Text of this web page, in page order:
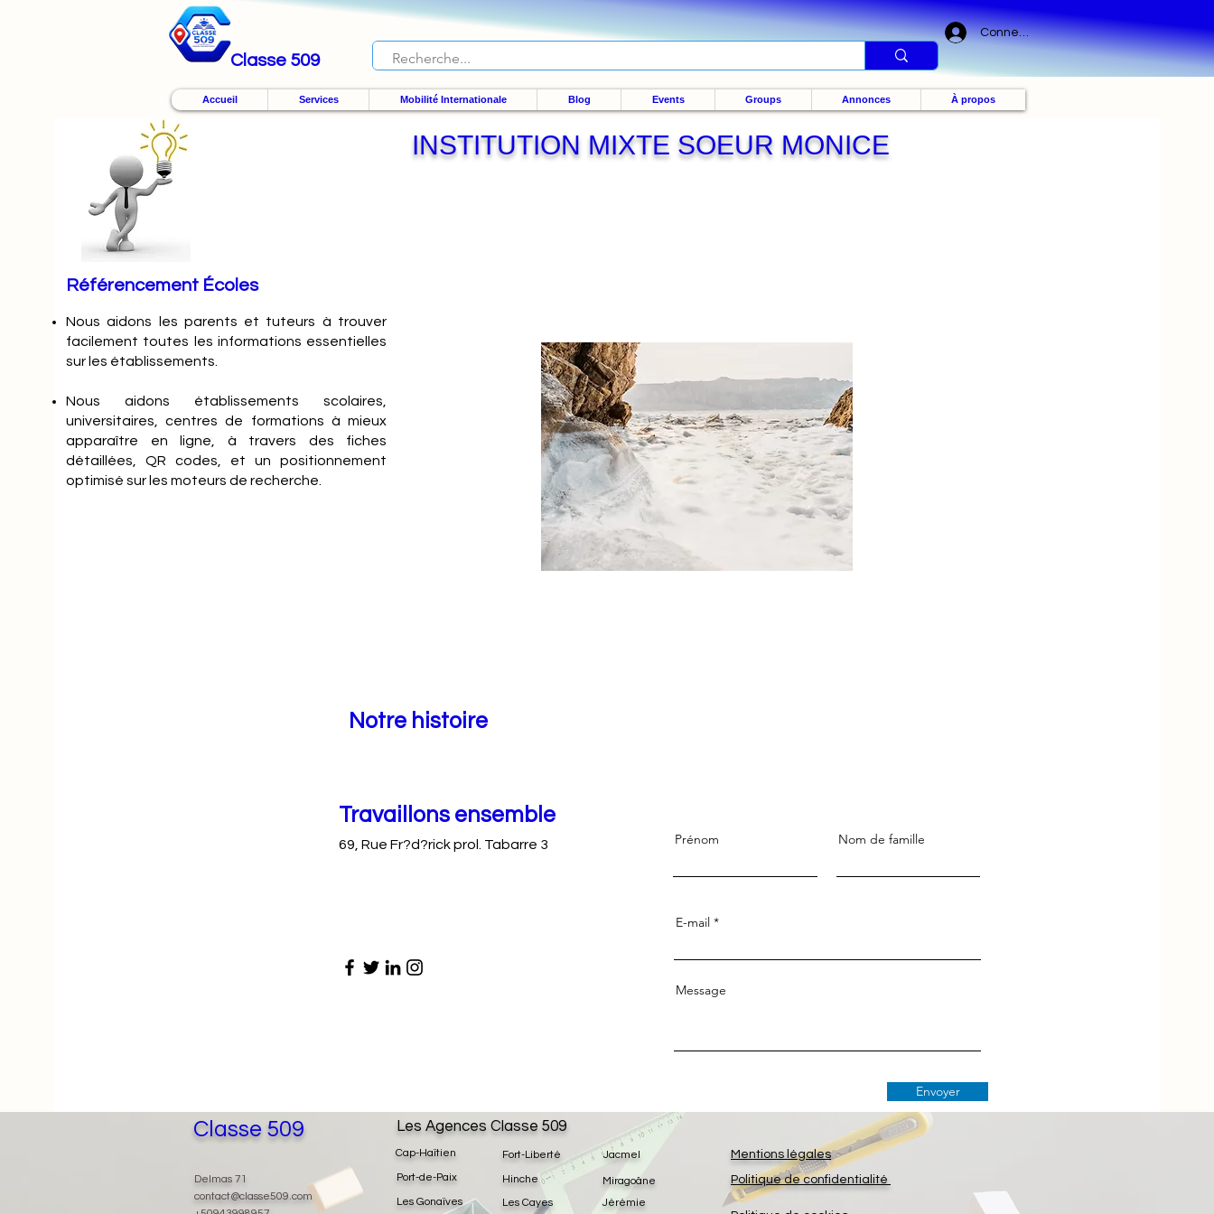
Classe 509
Connexion
Accueil Services Mobilité Internationale Blog Events Groups Annonces À propos
Référencement Écoles
Nousaidons les parents et tuteurs à trouver
facilement toutes les informations essentielles
sur les établissements.
Nous aidons établissements scolaires,
universitaires, centres de formations à mieux
apparaître en ligne, à travers des fiches
détaillées, QR codes, et un positionnement
optimisé sur les moteurs de recherche.
INSTITUTION MIXTE SOEUR MONICE
Notre histoire
Travaillons ensemble
69, Rue Fr?d?rick prol. Tabarre 3 Prénom Nom de famille
E-mail
Message
Envoyer
Classe 509
Delmas 71
contact@classe509.com
Fort-Liberté
Hinche
Les Cayes
Jacmel
Jérémie
Miragoâne
Les Agences Classe 509
Cap-Haïtien
Port-de-Paix
Les Gonaïves
Mentions légales
Politique de confidentialité